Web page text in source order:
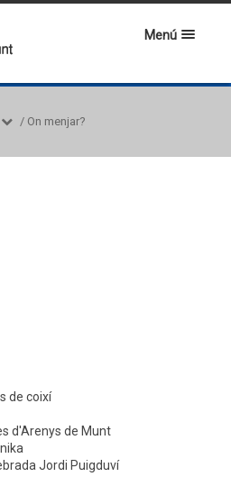
Menú
/ On menjar?
de coixí
d'Arenys de Munt
Jordi Puigduví